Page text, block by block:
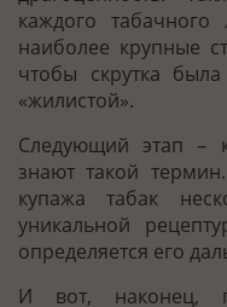
каждого табачного
наиболее крупные
чтобы скрутка
«жилистой».
Следующий этап –
знают такой
купажа табак
уникальной
определяется его
И вот, наконец,